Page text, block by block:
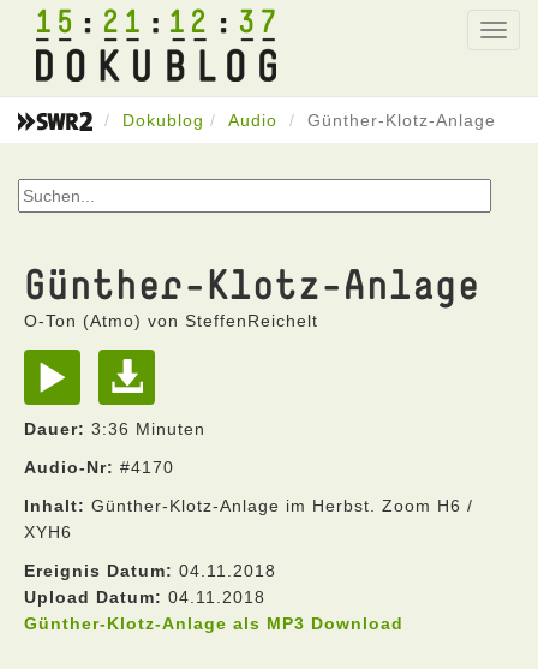
15 21 12 37
Dokublog Audio Günther-Klotz-Anlage
Günther-Klotz-Anlage
O-Ton (Atmo) von SteffenReichelt
Dauer: 3:36 Minuten
Audio-Nr: #4170
Inhalt: Günther-Klotz-Anlage im Herbst. Zoom H6 /
XYH6
Ereignis Datum: 04.11.2018
Upload Datum: 04.11.2018
Günther-Klotz-Anlage als MP3 Download